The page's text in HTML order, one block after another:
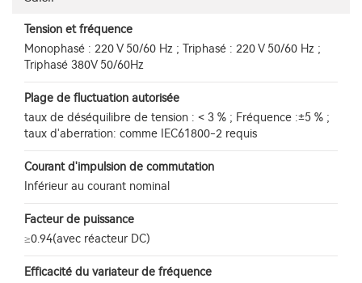
Tension et fréquence
Monophasé : 220 V 50/60 Hz ; Triphasé : 220 V 50/60 Hz ;
Triphasé 380V 50/60Hz
Plage de fluctuation autorisée
taux de déséquilibre de tension : < 3 % ; Fréquence :±5 % ;
taux d'aberration: comme IEC61800-2 requis
Courant d'impulsion de commutation
Inférieur au courant nominal
Facteur de puissance
≥0.94(avec réacteur DC)
Efficacité du variateur de fréquence